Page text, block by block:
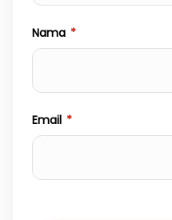
Nama *
Email *